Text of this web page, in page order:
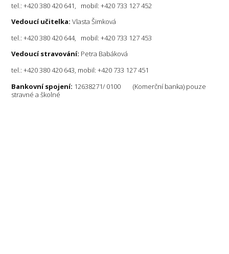
tel.: +420 380 420 641, mobil: +420 733 127 452
Vedoucí učitelka:Vlasta Šimková
tel.: +420 380 420 644, mobil: +420 733 127 453
Vedoucí stravování: Petra Babáková
tel.: +420 380 420 643, mobil: +420 733 127 451
Bankovní spojení: 12638271/ 0100 (Komerční banka) pouze
stravné a školné